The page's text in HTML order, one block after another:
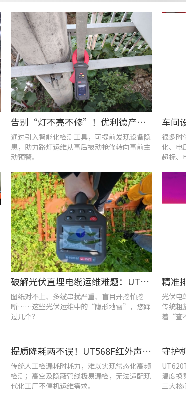
告别“灯不亮不修”！优利德产品组合赋能城市道路照明设施运维更高效
通过引入智能化检测工具，可提前发现设备隐
患，助力路灯运维从事后被动抢修转向事前主
动预警。
很多时
化、电
超标、
破解光伏直埋电缆运维难题：UT689B智能管线探测仪实测纪实
图纸对不上、多缆串扰严重、盲目开挖怕挖
断……这些光伏运维中的“隐形地雷”，您踩
过几个？
光伏电
传统粗
着“查
提质降耗两不误！UT568F红外声成像仪破解酿酒车间检漏难题
传统人工检漏耗时耗力，难以实现常态化高频
检测；高空及隐蔽管线极易漏检，无法适配现
代化工厂不停机运维需求。
温度换
三大核